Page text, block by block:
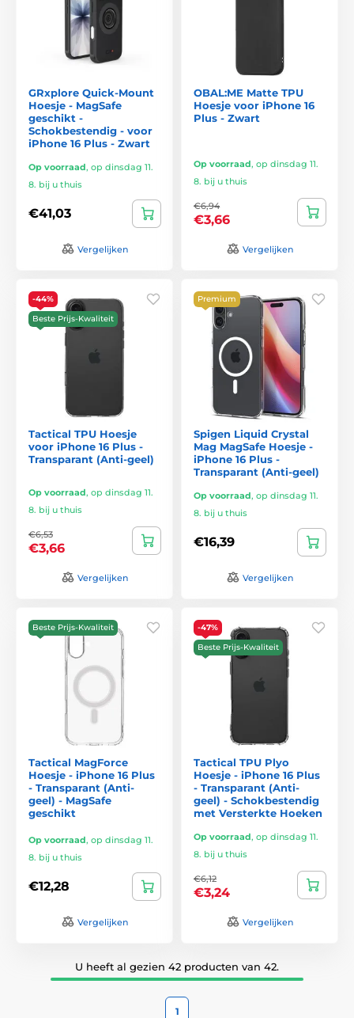
GRxplore Quick-Mount
Hoesje - MagSafe
geschikt -
Schokbestendig - voor
iPhone 16 Plus - Zwart
Op voorraad, op dinsdag 11.
8. bij u thuis
€41,03
Vergelijken
OBAL:ME Matte TPU
Hoesje voor iPhone 16
Plus - Zwart
Op voorraad, op dinsdag 11.
8. bij u thuis
€6,94
€3,66
Vergelijken
-44%
Beste Prijs-Kwaliteit
Tactical TPU Hoesje
voor iPhone 16 Plus -
Transparant (Anti-geel)
Op voorraad, op dinsdag 11.
8. bij u thuis
€6,53
€3,66
Vergelijken
Premium
Spigen Liquid Crystal
Mag MagSafe Hoesje -
iPhone 16 Plus -
Transparant (Anti-geel)
Op voorraad, op dinsdag 11.
8. bij u thuis
€16,39
Vergelijken
Beste Prijs-Kwaliteit
Tactical MagForce
Hoesje - iPhone 16 Plus
- Transparant (Anti-
geel) - MagSafe
geschikt
Op voorraad, op dinsdag 11.
8. bij u thuis
€12,28
Vergelijken
-47%
Beste Prijs-Kwaliteit
Tactical TPU Plyo
Hoesje - iPhone 16 Plus
- Transparant (Anti-
geel) - Schokbestendig
met Versterkte Hoeken
Op voorraad, op dinsdag 11.
8. bij u thuis
€6,12
€3,24
Vergelijken
U heeft al gezien 42 producten van 42.
1